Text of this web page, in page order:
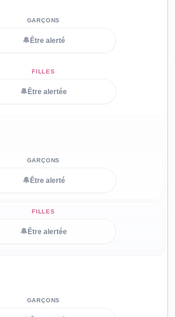
🔔 Être alerté
🔔 Être alertée
🔔 Être alerté
🔔 Être alertée